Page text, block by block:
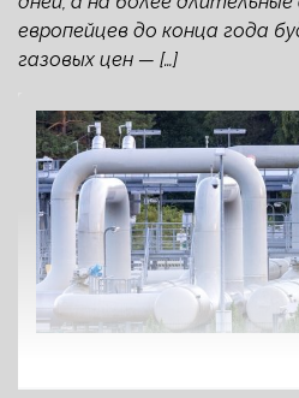
европейцев до конца года
газовых цен — […]